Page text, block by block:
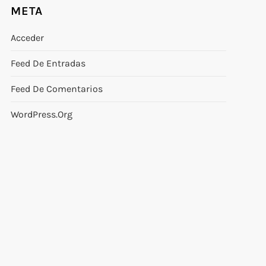
META
Acceder
Feed De Entradas
Feed De Comentarios
WordPress.org